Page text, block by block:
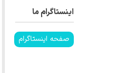
اینستاگرام ما
صفحه اینستاگرام